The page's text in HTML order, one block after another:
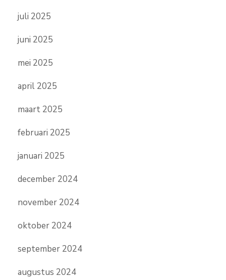
juli 2025
juni 2025
mei 2025
april 2025
maart 2025
februari 2025
januari 2025
december 2024
november 2024
oktober 2024
september 2024
augustus 2024